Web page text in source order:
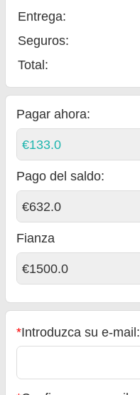
Entrega:
Seguros:
Total:
Pagar ahora:
€133.0
Pago del saldo:
€632.0
Fianza
€1500.0
*Introduzca su e-mail: